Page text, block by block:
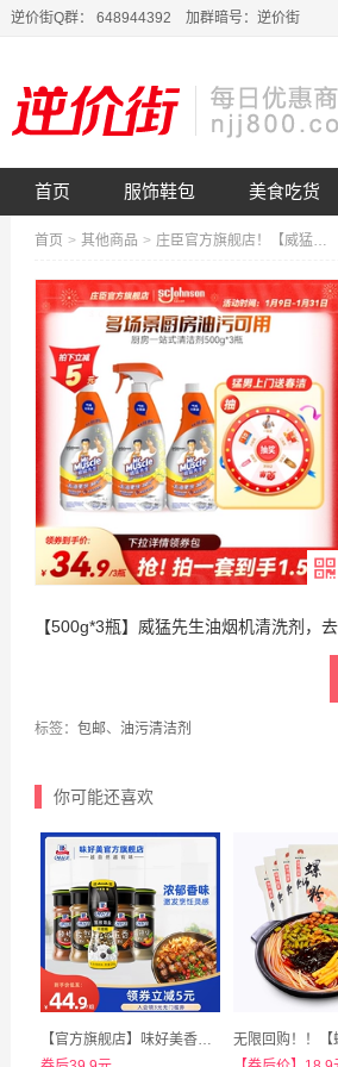
逆价街Q群： 648944392 加群暗号：逆价街
首页 服饰鞋包 美食吃货
首页 > 其他商品 > 庄臣官方旗舰店！【威猛先生】500g*3瓶！重油污清洗剂
【500g*3瓶】威猛先生油烟机清洗剂，
标签： 包邮、 油污清洁剂
你可能还喜欢
【官方旗舰店】味好美香辛料组合5瓶